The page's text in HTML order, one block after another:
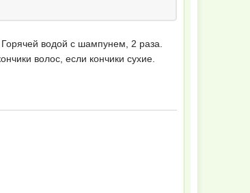
водой с шампунем, 2 раза.
волос, если кончики сухие.